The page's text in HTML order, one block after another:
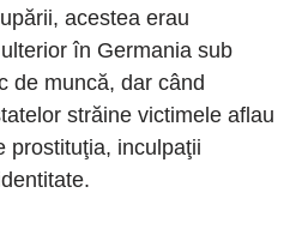
acestea erau
în Germania sub
de muncă, dar când
străine victimele aflau
prostituţia, inculpaţii